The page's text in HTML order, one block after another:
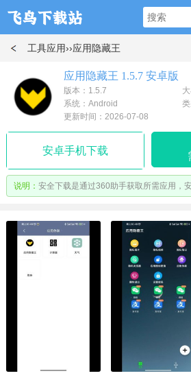
工具应用››应用隐藏王
应用隐藏王 1.5.7 安卓版
版本：1.5.7
系统：Android
类
更新时间：2026-07-08
安卓手机下载
说明： 安全下载是通过360助手获取所需应用，